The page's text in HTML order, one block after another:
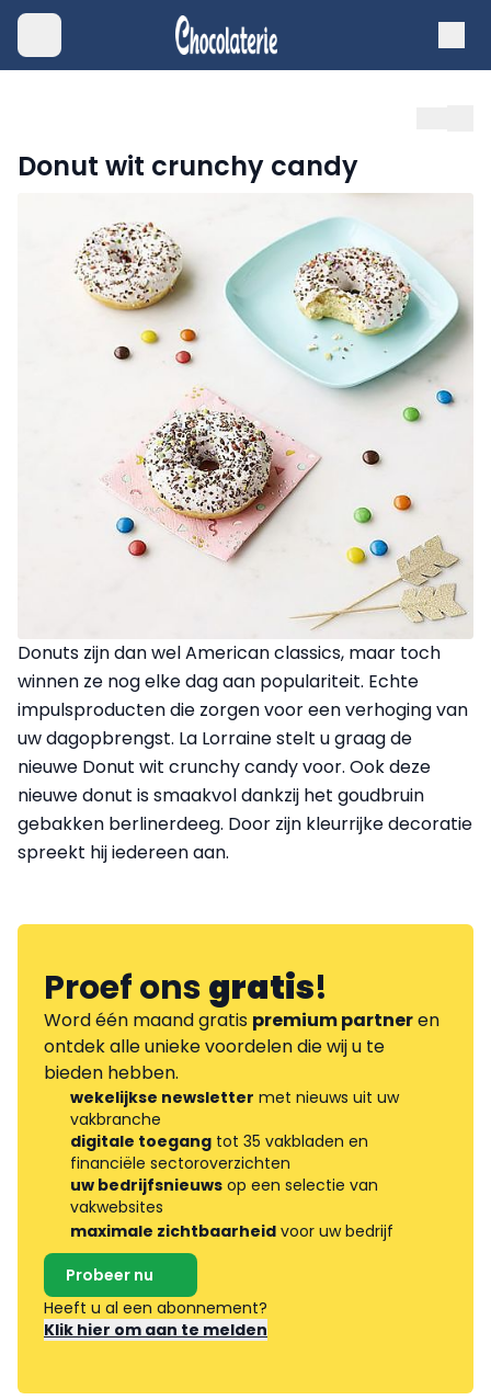
Donut wit crunchy candy
Donuts zijn dan wel American classics, maar toch
winnen ze nog elke dag aan populariteit. Echte
impulsproducten die zorgen voor een verhoging van
uw dagopbrengst. La Lorraine stelt u graag de
nieuwe Donut wit crunchy candy voor. Ook deze
nieuwe donut is smaakvol dankzij het goudbruin
gebakken berlinerdeeg. Door zijn kleurrijke decoratie
spreekt hij iedereen aan.
Proef onsgratis!
Word één maand gratis premium partneren
ontdek alle unieke voordelen die wij u te
bieden hebben.
wekelijkse newsletter met nieuws uit uw
vakbranche
digitale toegang tot 35 vakbladen en
financiële sectoroverzichten
uw bedrijfsnieuws op een selectie van
vakwebsites
maximale zichtbaarheid voor uw bedrijf
Probeer nu
Heeft u al een abonnement?
Klik hier om aan te melden